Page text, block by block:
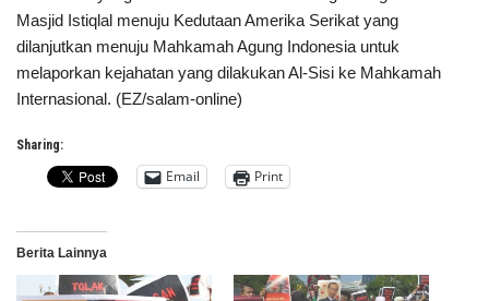
Masjid Istiqlal menuju Kedutaan Amerika Serikat yang
dilanjutkan menuju Mahkamah Agung Indonesia untuk
melaporkan kejahatan yang dilakukan Al-Sisi ke Mahkamah
Internasional. (EZ/salam-online)
Sharing:
Email Print
Berita Lainnya